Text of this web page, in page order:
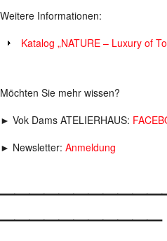
Weitere Informationen:
Katalog „NATURE – Luxury of
Möchten Sie mehr wissen?
► Vok Dams ATELIERHAUS:
► Newsletter: Anmeldung
___________